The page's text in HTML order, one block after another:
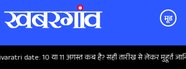
मूड
date: 10 या 11 अगस्त कब है? सही तारीख से लेकर मुहूर्त जानिए